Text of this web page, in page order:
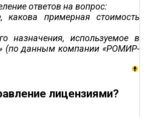
ответов на вопрос:
какова примерная стоимость
назначения, используемое в
(по данным компании «РОМИР-
лицензиями?